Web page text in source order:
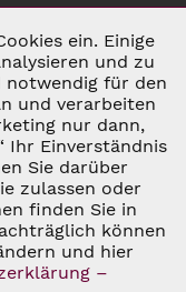
ZZGL.
WENN NICHT
THEME BY
Aktiv
Inaktiv
Inaktiv
Inaktiv
ein. Einige
und zu
notwendig für den
und verarbeiten
nur dann,
Ihr Einverständnis
Sie darüber
zulassen oder
finden Sie in
können
und hier
–